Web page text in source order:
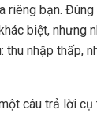
riêng bạn.
biệt, nhưng
thu nhập thấp,
câu trả lời